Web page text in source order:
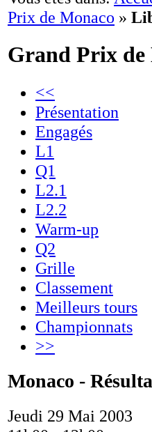
Prix de Monaco »
Grand Prix de
<<
Présentation
Engagés
L1
Q1
L2.1
L2.2
Warm-up
Q2
Grille
Classement
Meilleurs tours
Championnats
>>
Monaco -
Jeudi 29 Mai 2003